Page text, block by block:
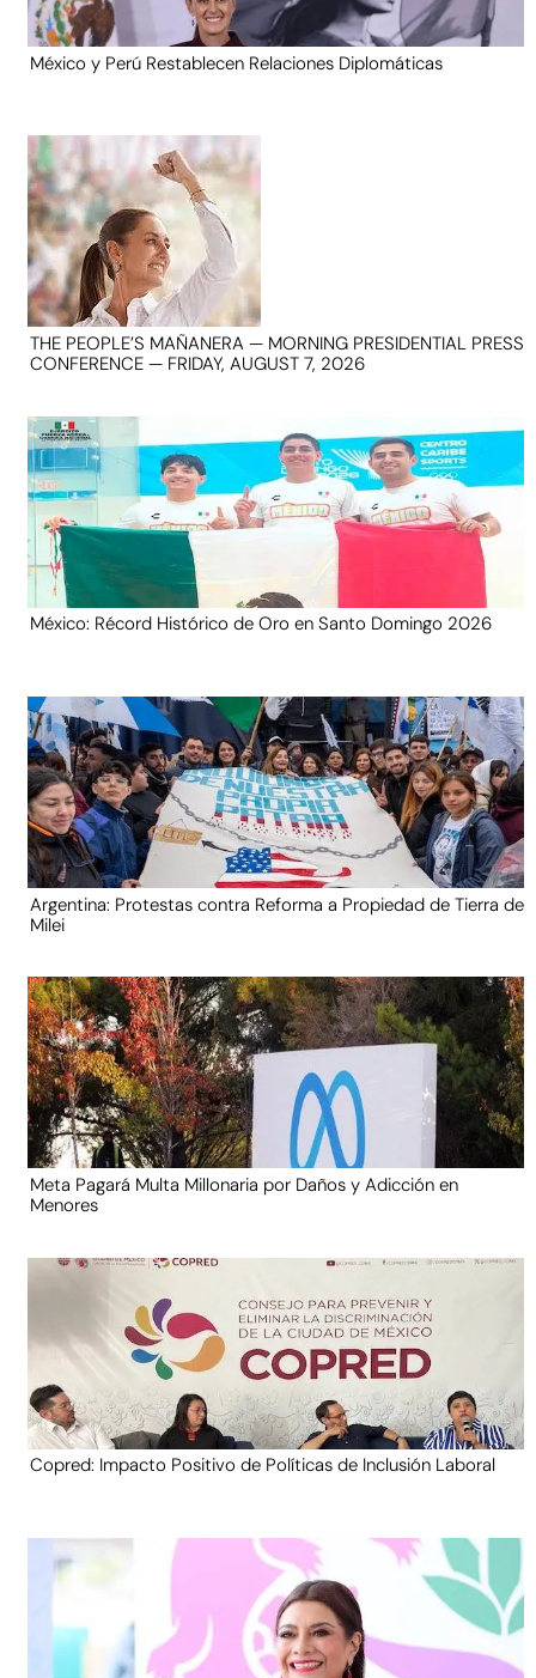
México y Perú Restablecen Relaciones Diplomáticas
THE PEOPLE’S MAÑANERA — MORNING PRESIDENTIAL PRESS
CONFERENCE — FRIDAY, AUGUST 7, 2026
México: Récord Histórico de Oro en Santo Domingo 2026
Argentina: Protestas contra Reforma a Propiedad de Tierra de
Milei
Meta Pagará Multa Millonaria por Daños y Adicción en
Menores
Copred: Impacto Positivo de Políticas de Inclusión Laboral